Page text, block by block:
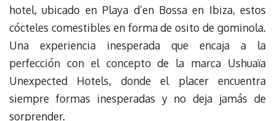
hotel, ubicado en Playa d’en Bossa en Ibiza, estos
cócteles comestibles en forma de osito de gominola.
Una experiencia inesperada que encaja a la
perfección con el concepto de la marca Ushuaïa
Unexpected Hotels, donde el placer encuentra
siempre formas inesperadas y no deja jamás de
sorprender.